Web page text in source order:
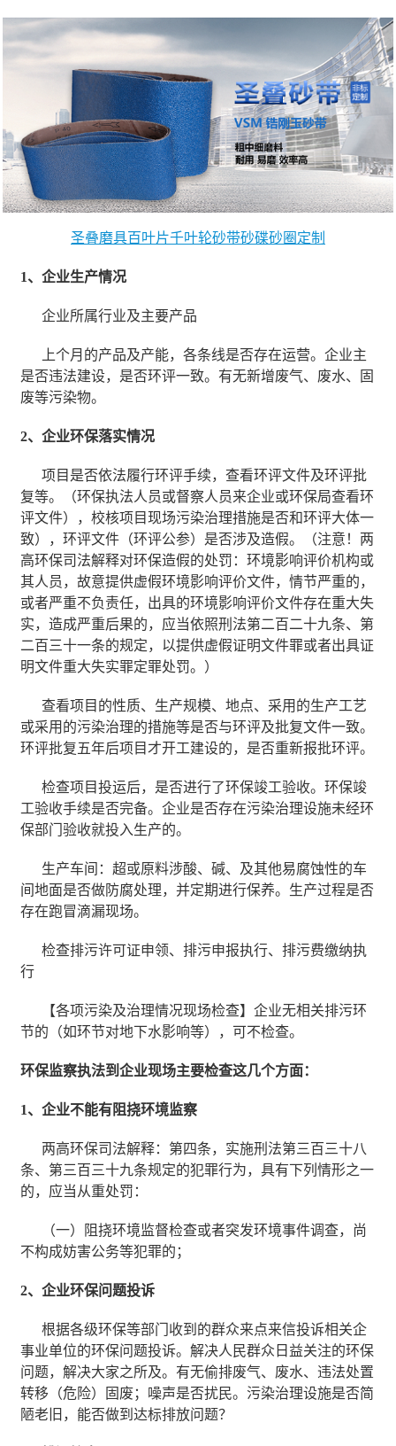
圣叠磨具百叶片千叶轮砂带砂碟砂圈定制
1、企业生产情况
企业所属行业及主要产品
上个月的产品及产能，各条线是否存在运营。企业主
是否违法建设，是否环评一致。有无新增废气、废水、固
废等污染物。
2、企业环保落实情况
项目是否依法履行环评手续，查看环评文件及环评批
复等。（环保执法人员或督察人员来企业或环保局查看环
评文件），校核项目现场污染治理措施是否和环评大体一
致），环评文件（环评公参）是否涉及造假。（注意！两
高环保司法解释对环保造假的处罚：环境影响评价机构或
其人员，故意提供虚假环境影响评价文件，情节严重的，
或者严重不负责任，出具的环境影响评价文件存在重大失
实，造成严重后果的，应当依照刑法第二百二十九条、第
二百三十一条的规定，以提供虚假证明文件罪或者出具证
明文件重大失实罪定罪处罚。）
查看项目的性质、生产规模、地点、采用的生产工艺
或采用的污染治理的措施等是否与环评及批复文件一致。
环评批复五年后项目才开工建设的，是否重新报批环评。
检查项目投运后，是否进行了环保竣工验收。环保竣
工验收手续是否完备。企业是否存在污染治理设施未经环
保部门验收就投入生产的。
生产车间：超或原料涉酸、碱、及其他易腐蚀性的车
间地面是否做防腐处理，并定期进行保养。生产过程是否
存在跑冒滴漏现场。
检查排污许可证申领、排污申报执行、排污费缴纳执
行
【各项污染及治理情况现场检查】企业无相关排污环
节的（如环节对地下水影响等），可不检查。
环保监察执法到企业现场主要检查这几个方面：
1、企业不能有阻挠环境监察
两高环保司法解释：第四条，实施刑法第三百三十八
条、第三百三十九条规定的犯罪行为，具有下列情形之一
的，应当从重处罚：
（一）阻挠环境监督检查或者突发环境事件调查，尚
不构成妨害公务等犯罪的；
2、企业环保问题投诉
根据各级环保等部门收到的群众来点来信投诉相关企
事业单位的环保问题投诉。解决人民群众日益关注的环保
问题，解决大家之所及。有无偷排废气、废水、违法处置
转移（危险）固废；噪声是否扰民。污染治理设施是否简
陋老旧，能否做到达标排放问题？